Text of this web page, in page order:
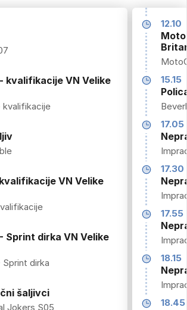
kvalifikacije VN Velike
VN Velike
Sprint dirka VN Velike
dirka
šaljivci
Jokers S05
12.10
15.15
17.05
17.30
17.55
18.15
18.45